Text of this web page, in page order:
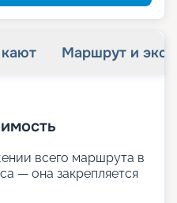
Маршрут и
всего маршрута в
— она закрепляется